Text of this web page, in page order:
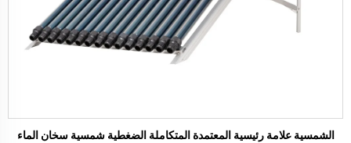
الشمسية علامة رئيسية المعتمدة المتكاملة الضغطية شمسية سخان الماء